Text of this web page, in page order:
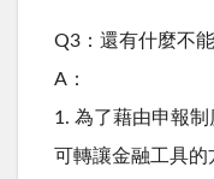
Q3：還有什麼不
A：
1. 為了藉由申報
可轉讓金融工具的